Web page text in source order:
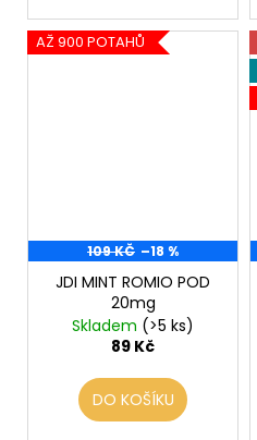
AŽ 900 POTAHŮ
109 KČ –18 %
JDI MINT ROMIO POD
20mg
Skladem (>5 ks)
89 Kč
DO KOŠÍKU